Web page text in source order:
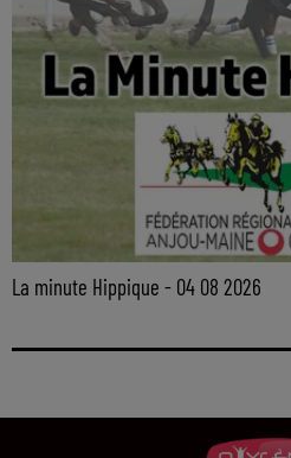
La minute Hippique - 04 08 2026